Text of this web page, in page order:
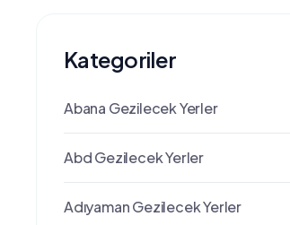
Kategoriler
Abana Gezilecek Yerler
Abd Gezilecek Yerler
Adıyaman Gezilecek Yerler